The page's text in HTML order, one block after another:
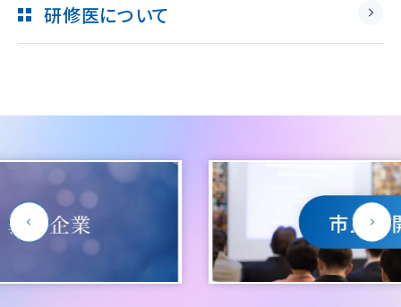
研修医について